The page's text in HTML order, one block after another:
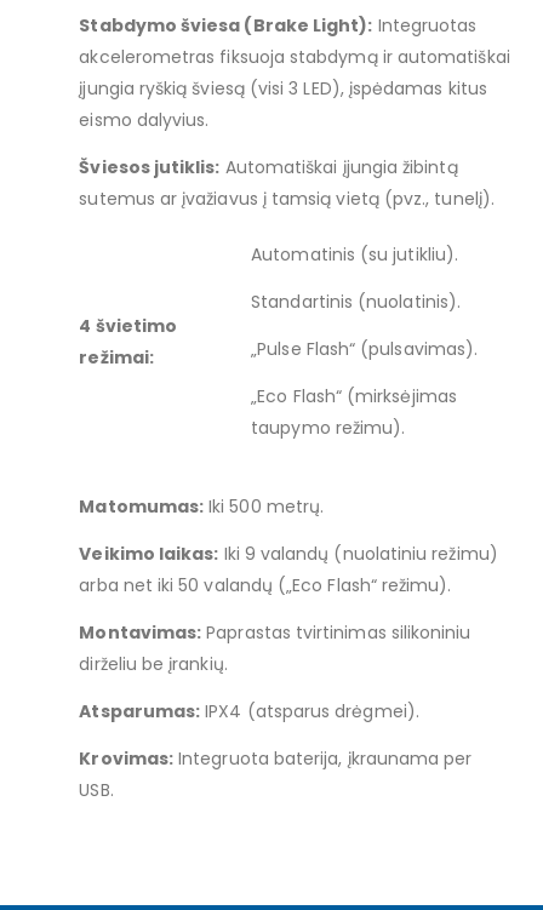
Stabdymo šviesa (Brake Light): Integruotas
akcelerometras fiksuoja stabdymą ir automatiškai
įjungia ryškią šviesą (visi 3 LED), įspėdamas kitus
eismo dalyvius.
Šviesos jutiklis: Automatiškai įjungia žibintą
sutemus ar įvažiavus į tamsią vietą (pvz., tunelį).
4 švietimo
režimai:
Automatinis (su jutikliu).
Standartinis (nuolatinis).
„Pulse Flash“ (pulsavimas).
„Eco Flash“ (mirksėjimas
taupymo režimu).
Matomumas: Iki 500 metrų.
Veikimo laikas: Iki 9 valandų (nuolatiniu režimu)
arba net iki 50 valandų („Eco Flash“ režimu).
Montavimas: Paprastas tvirtinimas silikoniniu
dirželiu be įrankių.
Atsparumas: IPX4 (atsparus drėgmei).
Krovimas: Integruota baterija, įkraunama per
USB.